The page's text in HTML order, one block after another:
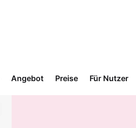
Angebot Preise Für Nutzer